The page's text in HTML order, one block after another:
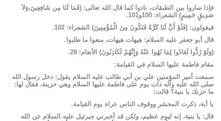
فإذا صاروا بين الطبقات، نادوا كما قال الله تعالى: (فَمَا لَنَا مِن شَافِعِينَ،وَلاَ
صَدِيقٍ حَمِيمٍ) الشعراء: 100و101.
فيقولون: (فَلَوْ أَنَّ لَنَا كَرَّةً فَنَكُونَ مِنَ الْمُؤْمِنِينَ) الشعراء: 102.
قال أبو جعفر عليه السلام: هيهات هيهات، منعوا ما طلبوا.
(وَلَوْ رُدُّوا لَعَادُوا لِمَا نُهُوا عَنْهُ وَإِنَّهُمْ لَكَاذِبُونَ) الأنعام: 28.
مقام فاطمة عليها السلام في القيامة:
سمعت أمير المؤمنين علي بن أبي طالب عليه السلام يقول: دخل رسول الله
صلى الله عليه وآله ذات يوم على فاطمة عليها السلام وهي حزينة، فقال لها:
ما حزنك يا بنية؟ قالت:
يا أبة، ذكرت المحشر ووقوف الناس عراة يوم القيامة.
قال: يا بنية، إنه ليوم عظيم، ولكن قد أخبرني جبرئيل عليه السلام عن الله